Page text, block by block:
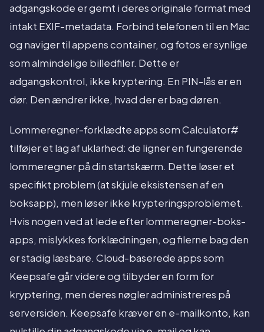
adgangskode er gemt i deres originale format med
intakt EXIF-metadata. Forbind telefonen til en Mac
og naviger til appens container, og fotos er synlige
som almindelige billedfiler. Dette er
adgangskontrol, ikke kryptering. En PIN-lås er en
dør. Den ændrer ikke, hvad der er bag døren.
Lommeregner-forklædte apps som Calculator#
tilføjer et lag af uklarhed: de ligner en fungerende
lommeregner på din startskærm. Dette løser et
specifikt problem (at skjule eksistensen af en
boksapp), men løser ikke krypteringsproblemet.
Hvis nogen ved at lede efter lommeregner-boks-
apps, mislykkes forklædningen, og filerne bag den
er stadig læsbare. Cloud-baserede apps som
Keepsafe går videre og tilbyder en form for
kryptering, men deres nøgler administreres på
serversiden. Keepsafe kræver en e-mailkonto, kan